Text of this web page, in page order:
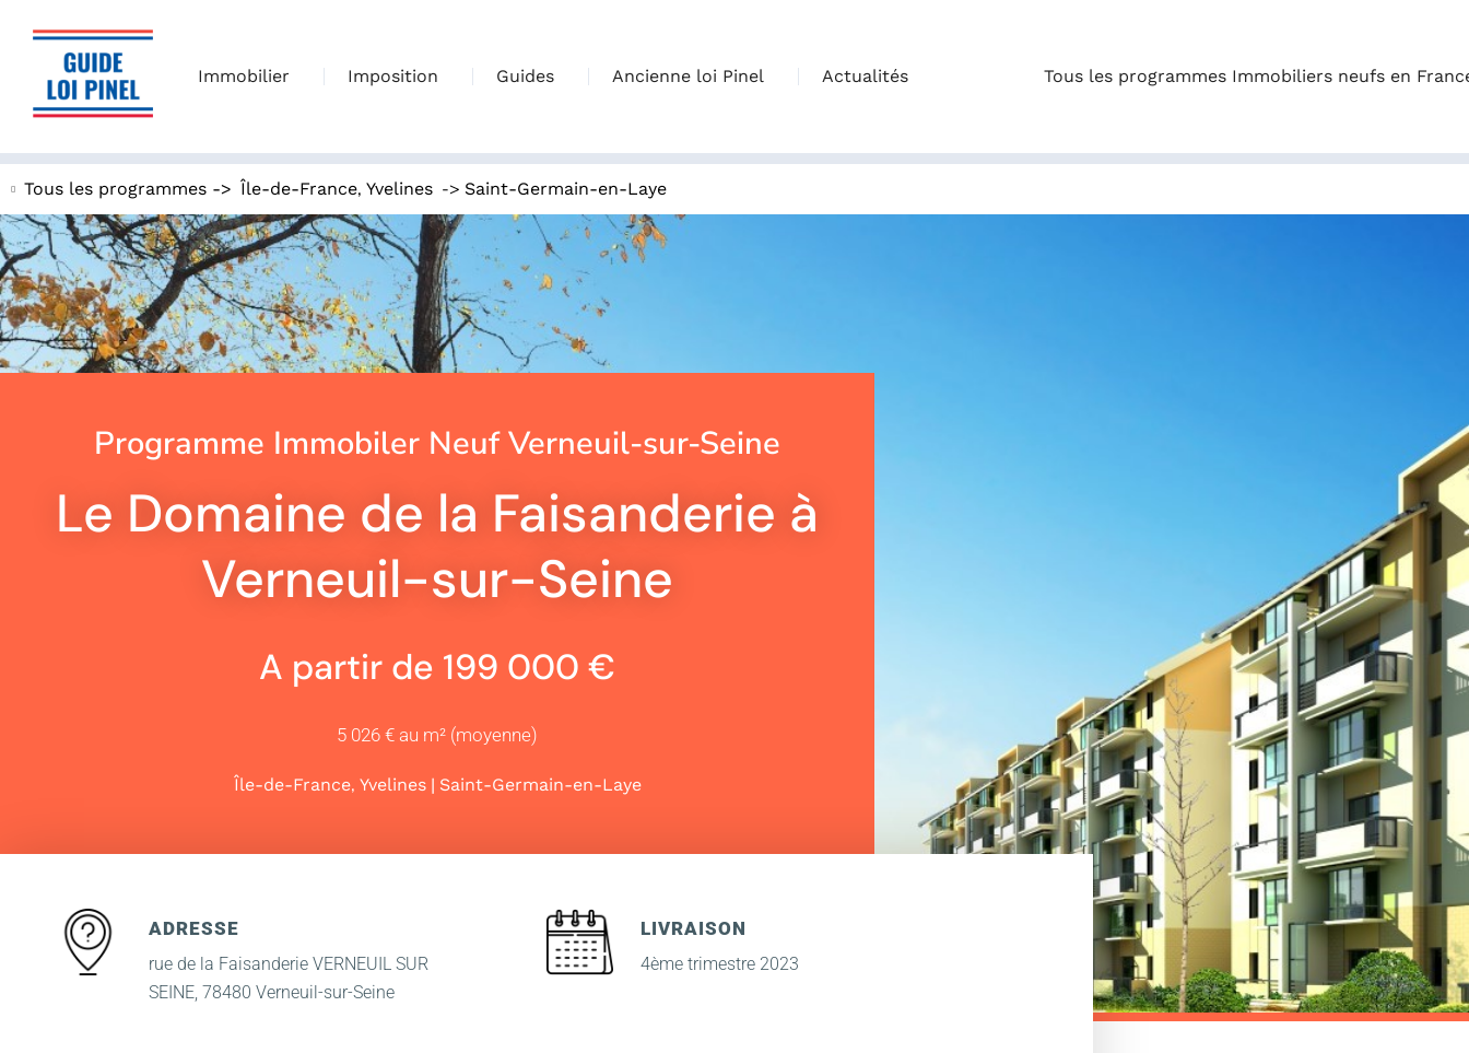
Immobilier Imposition Guides Ancienne loi Pinel Actualités Tous les programmes Immobiliers neufs en
Tous les programmes -> Île-de-France, Yvelines -> Saint-Germain-en-Laye
Programme Immobiler Neuf Verneuil-sur-Seine
Le Domaine de la Faisanderie à
Verneuil-sur-Seine
A partir de 199 000 €
5 026 € au m² (moyenne)
Île-de-France, Yvelines| Saint-Germain-en-Laye
ADRESSE
rue de la Faisanderie VERNEUIL SUR
SEINE, 78480 Verneuil-sur-Seine
LIVRAISON
4ème trimestre 2023